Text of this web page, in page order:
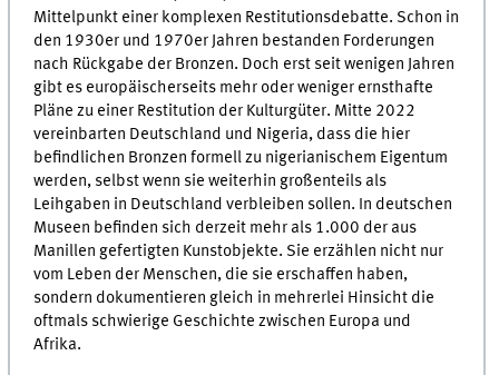
Mittelpunkt einer komplexen Restitutionsdebatte. Schon in
den 1930er und 1970er Jahren bestanden Forderungen
nach Rückgabe der Bronzen. Doch erst seit wenigen Jahren
gibt es europäischerseits mehr oder weniger ernsthafte
Pläne zu einer Restitution der Kulturgüter. Mitte 2022
vereinbarten Deutschland und Nigeria, dass die hier
befindlichen Bronzen formell zu nigerianischem Eigentum
werden, selbst wenn sie weiterhin großenteils als
Leihgaben in Deutschland verbleiben sollen. In deutschen
Museen befinden sich derzeit mehr als 1.000 der aus
Manillen gefertigten Kunstobjekte. Sie erzählen nicht nur
vom Leben der Menschen, die sie erschaffen haben,
sondern dokumentieren gleich in mehrerlei Hinsicht die
oftmals schwierige Geschichte zwischen Europa und
Afrika.